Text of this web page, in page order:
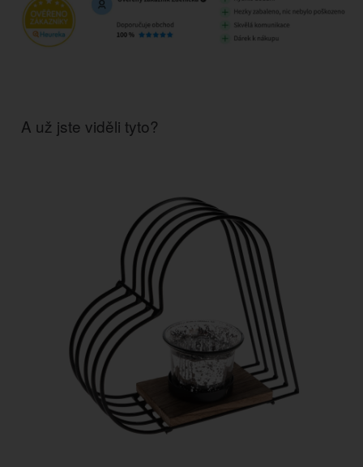
A už jste viděli tyto?